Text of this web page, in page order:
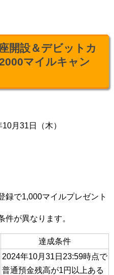
開設＆デビットカ
マイルキャン
月31日（木）
録で1,000マイルプレゼント
件が異なります。
達成条件
2024年10月31日23:59時点で
普通預金残高が1円以上ある